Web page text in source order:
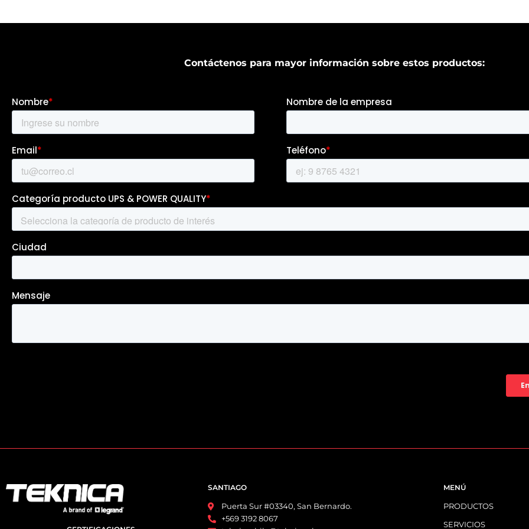
Contáctenos para mayor información sobre estos productos:
SANTIAGO
Puerta Sur #03340, San Bernardo.
+569 3192 8067
MENÚ
PRODUCTOS
SERVICIOS